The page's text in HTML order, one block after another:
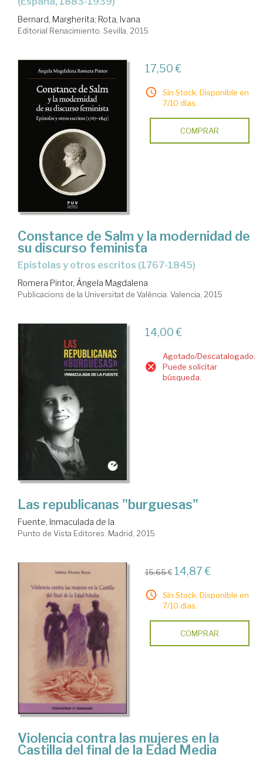
Bernard, Margherita; Rota, Ivana
Editorial Renacimiento. Sevilla, 2015
17,50 €
Sin Stock. Disponible en
7/10 días.
COMPRAR
Constance de Salm y la modernidad de
su discurso feminista
Epístolas y otros escritos (1767-1845)
Romera Pintor, Ángela Magdalena
Publicacions de la Universitat de València. Valencia, 2015
14,00 €
Agotado/Descatalogado.
Puede solicitar
búsqueda.
Las republicanas "burguesas"
Fuente, Inmaculada de la
Punto de Vista Editores. Madrid, 2015
15,65 € 14,87 €
Sin Stock. Disponible en
7/10 días.
COMPRAR
Violencia contra las mujeres en la
Castilla del final de la Edad Media